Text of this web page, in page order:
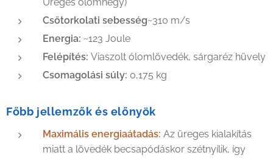
Csőtorkolati sebesség~310 m/s
Energia: ~123 Joule
Felépítés: Viaszolt ólomlövedék, sárgaréz hüvely
Csomagolási súly: 0,175 kg
Főbb jellemzők és előnyök
Maximális energiaátadás: Az üreges kialakítás
miatt a lövedék becsapódáskor szétnyílik, így